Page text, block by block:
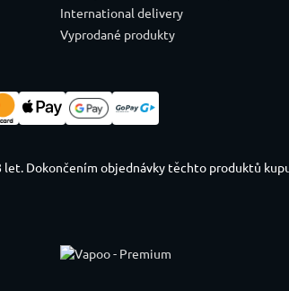
International delivery
Vyprodané produkty
Dokončením objednávky těchto produktů